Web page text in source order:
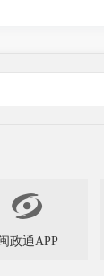

政通APP